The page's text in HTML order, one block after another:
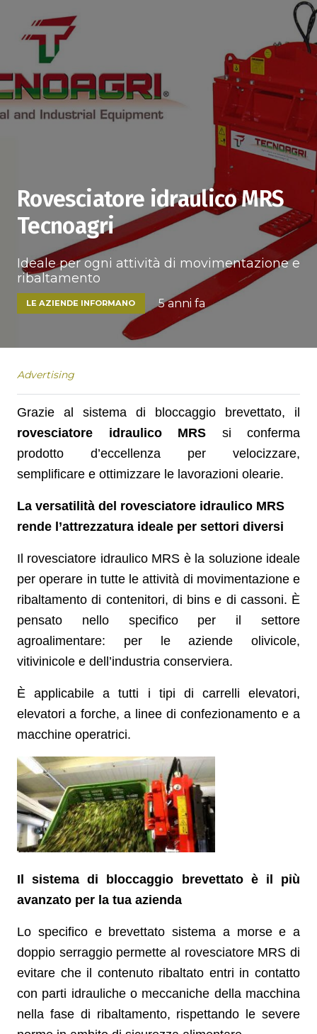
Rovesciatore idraulico MRS
Tecnoagri
Ideale per ogni attività di movimentazione e
ribaltamento
LE AZIENDE INFORMANO 5 anni fa
Advertising
Grazie al sistema di bloccaggio brevettato, il
rovesciatore idraulico MRS si conferma
prodotto d’eccellenza per velocizzare,
semplificare e ottimizzare le lavorazioni olearie.
La versatilità del rovesciatore idraulico MRS
rende l’attrezzatura ideale per settori diversi
Il rovesciatore idraulico MRS è la soluzione ideale
per operare in tutte le attività di movimentazione e
ribaltamento di contenitori, di bins e di cassoni. È
pensato nello specifico per il settore
agroalimentare: per le aziende olivicole,
vitivinicole e dell’industria conserviera.
È applicabile a tutti i tipi di carrelli elevatori,
elevatori a forche, a linee di confezionamento e a
macchine operatrici.
Il sistema di bloccaggio brevettato è il più
avanzato per la tua azienda
Lo specifico e brevettato sistema a morse e a
doppio serraggio permette al rovesciatore MRS di
evitare che il contenuto ribaltato entri in contatto
con parti idrauliche o meccaniche della macchina
nella fase di ribaltamento, rispettando le severe